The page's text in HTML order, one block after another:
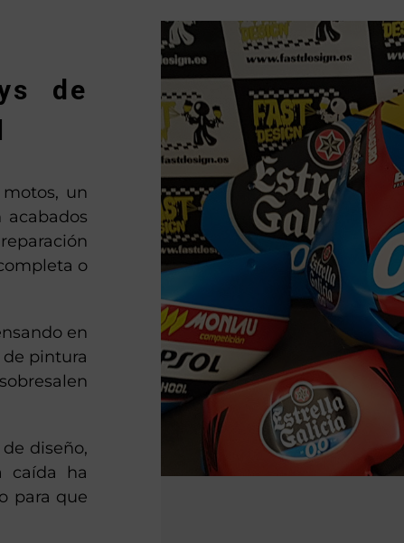
de
un
o
en
pintura
diseño,
caída ha
para que